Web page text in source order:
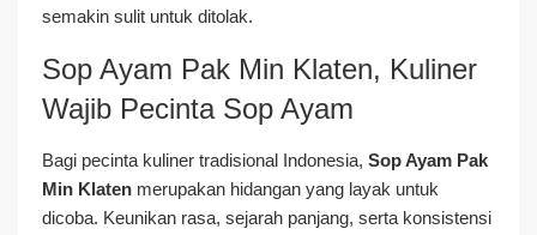
semakin sulit untuk ditolak.
Sop Ayam Pak Min Klaten, Kuliner
Wajib Pecinta Sop Ayam
Bagi pecinta kuliner tradisional Indonesia, Sop Ayam Pak
Min Klaten merupakan hidangan yang layak untuk
dicoba. Keunikan rasa, sejarah panjang, serta konsistensi